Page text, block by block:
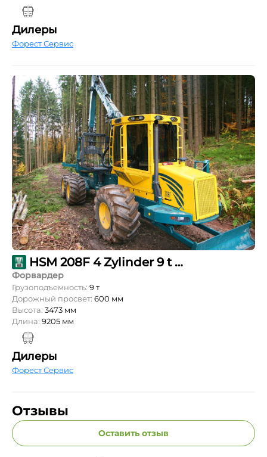
Дилеры
Форест Сервис
HSM 208F 4 Zylinder 9 t Kombi lang
Форвардер
Грузоподъемность: 9 т
Дорожный просвет: 600 мм
Высота: 3473 мм
Длина: 9205 мм
Дилеры
Форест Сервис
Отзывы
Оставить отзыв